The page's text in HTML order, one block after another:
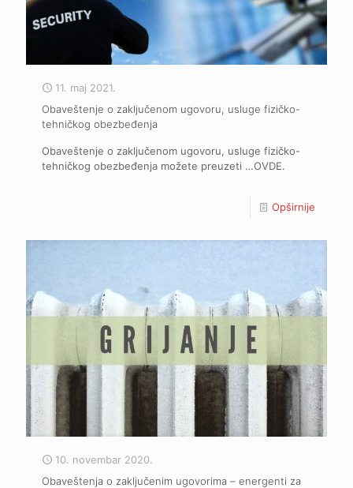
11. maj 2021.
Obaveštenje o zaključenom ugovoru, usluge fizičko-
tehničkog obezbeđenja
Obaveštenje o zaključenom ugovoru, usluge fizičko-
tehničkog obezbeđenja možete preuzeti …OVDE.
Opširnije
10. novembar 2020.
Obaveštenja o zaključenim ugovorima – energenti za